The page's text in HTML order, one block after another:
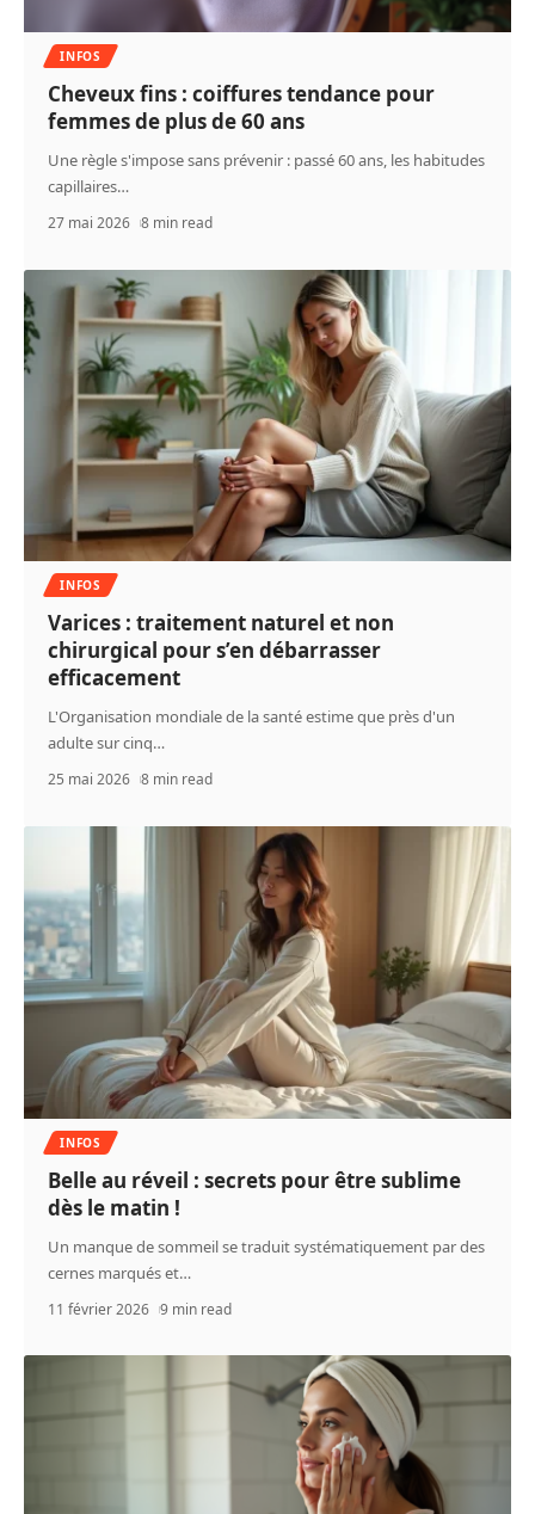
INFOS
Cheveux fins : coiffures tendance pour
femmes de plus de 60 ans
Une règle s'impose sans prévenir : passé 60 ans, les habitudes
capillaires…
27 mai 2026 8 min read
INFOS
Varices : traitement naturel et non
chirurgical pour s’en débarrasser
efficacement
L'Organisation mondiale de la santé estime que près d'un
adulte sur cinq…
25 mai 2026 8 min read
INFOS
Belle au réveil : secrets pour être sublime
dès le matin !
Un manque de sommeil se traduit systématiquement par des
cernes marqués et…
11 février 2026 9 min read